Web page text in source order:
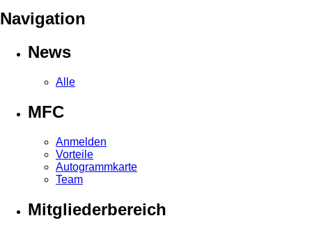
Navigation
News
Alle
MFC
Anmelden
Vorteile
Autogrammkarte
Team
Mitgliederbereich